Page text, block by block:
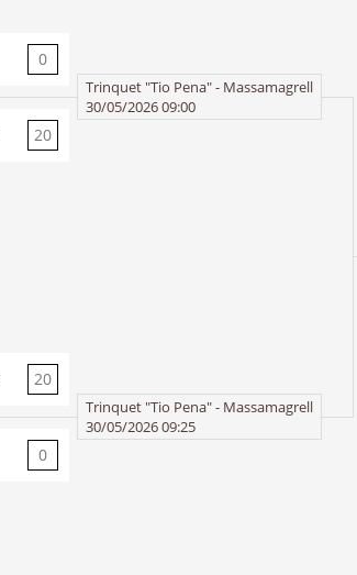
0
20
20
0
Trinquet "Tio Pena" - Massamagrell
30/05/2026 09:00
20
0
0
20
Trinquet "Tio Pena" - Massamagrell
30/05/2026 09:25